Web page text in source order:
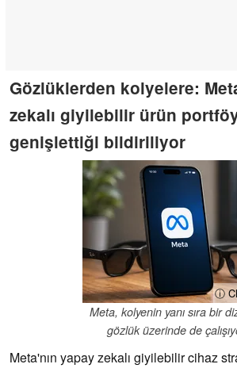
Gözlüklerden kolyelere:
zekalı giyilebilir ürün
genişlettiği bildiriliyor
ⓘ
Meta, kolyenin yanı sıra bir
gözlük üzerinde de
Meta'nın yapay zekalı giyilebilir cihaz